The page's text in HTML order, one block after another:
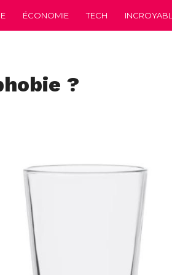
ÉCONOMIE TECH
?